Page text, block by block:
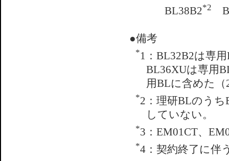
BL38B2*2
●備考
*1：BL32B2は専
BL36XUは専用
用BLに含めた（
*2：理研BLのう
していない。
*3：EM01CT、
*4：契約終了に伴